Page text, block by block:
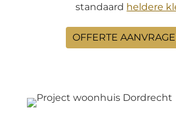
standaard heldere
OFFERTE